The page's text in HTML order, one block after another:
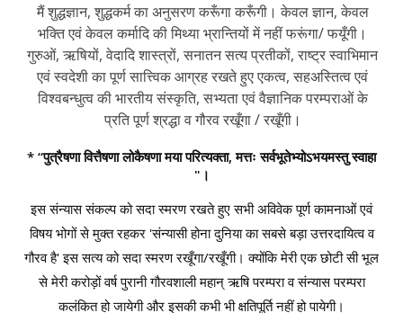
मैं शुद्धज्ञान, शुद्धकर्म का अनुसरण करूँगा करूँगी। केवल ज्ञान, केवल
भक्ति एवं केवल कर्मादि की मिथ्या भ्रान्तियों में नहीं फरूंगा/ फयूँगी।
गुरुओं, ऋषियों, वेदादि शास्त्रों, सनातन सत्य प्रतीकों, राष्ट्र स्वाभिमान
एवं स्वदेशी का पूर्ण सात्त्विक आग्रह रखते हुए एकत्व, सहअस्तित्व एवं
विश्वबन्धुत्व की भारतीय संस्कृति, सभ्यता एवं वैज्ञानिक परम्पराओं के
प्रति पूर्ण श्रद्धा व गौरव रखूँगा / रखूँगी।
* “पुत्रैषणा वित्तैषणा लोकैषणा मया परित्यक्ता, मत्तः सर्वभूतेभ्योऽभयमस्तु स्वाहा
"।
इस संन्यास संकल्प को सदा स्मरण रखते हुए सभी अविवेक पूर्ण कामनाओं एवं
विषय भोगों से मुक्त रहकर 'संन्यासी होना दुनिया का सबसे बड़ा उत्तरदायित्व व
गौरव है' इस सत्य को सदा स्मरण रखूँगा/रखूँगी। क्योंकि मेरी एक छोटी सी भूल
से मेरी करोड़ों वर्ष पुरानी गौरवशाली महान् ऋषि परम्परा व संन्यास परम्परा
कलंकित हो जायेगी और इसकी कभी भी क्षतिपूर्ति नहीं हो पायेगी।